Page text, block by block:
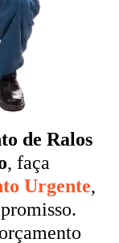
de Ralos
, faça
Urgente,